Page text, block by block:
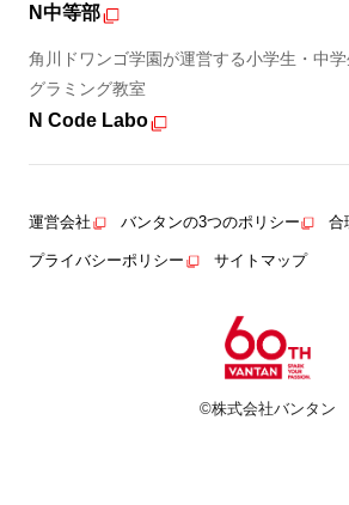
N中等部
角川ドワンゴ学園が運営する小学生・中
グラミング教室
N Code Labo
運営会社 バンタンの3つのポリシー 合
プライバシーポリシー サイトマップ
©株式会社バンタン